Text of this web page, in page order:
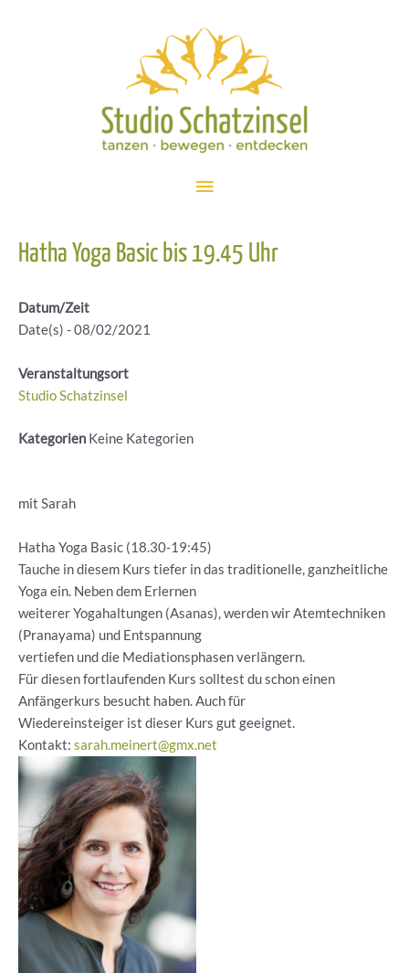
Hauptmenü
Hatha Yoga Basic bis 19.45 Uhr
Datum/Zeit
Date(s) - 08/02/2021
Veranstaltungsort
Studio Schatzinsel
Kategorien Keine Kategorien
mit Sarah
Hatha Yoga Basic (18.30-19:45)
Tauche in diesem Kurs tiefer in das traditionelle, ganzheitliche
Yoga ein. Neben dem Erlernen
weiterer Yogahaltungen (Asanas), werden wir Atemtechniken
(Pranayama) und Entspannung
vertiefen und die Mediationsphasen verlängern.
Für diesen fortlaufenden Kurs solltest du schon einen
Anfängerkurs besucht haben. Auch für
Wiedereinsteiger ist dieser Kurs gut geeignet.
Kontakt: sarah.meinert@gmx.net